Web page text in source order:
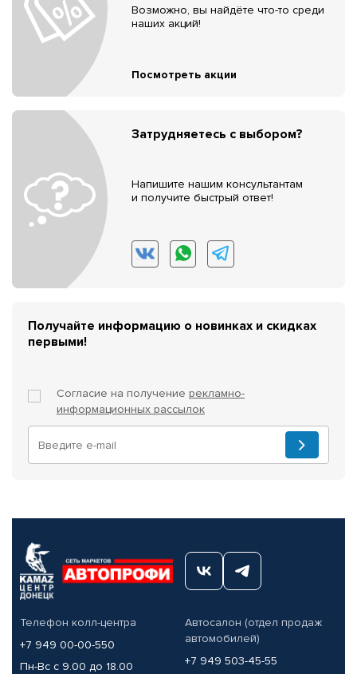
Возможно, вы найдёте что-то среди
наших акций!
Посмотреть акции
Затрудняетесь с выбором?
Напишите нашим консультантам
и получите быстрый ответ!
Получайте информацию о новинках и скидках
первыми!
Согласие на получение рекламно-
информационных рассылок
Телефон колл-центра
+7 949 00-00-550
Пн-Вс с 9.00 до 18.00
Автосалон (отдел продаж
автомобилей)
+7 949 503-45-55